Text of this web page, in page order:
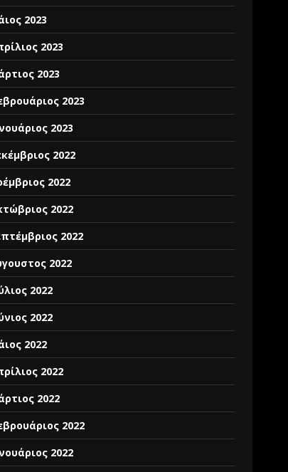
2023
2023
2023
2023
2023
2022
2022
2022
2022
2022
2022
2022
2022
2022
2022
2022
2022